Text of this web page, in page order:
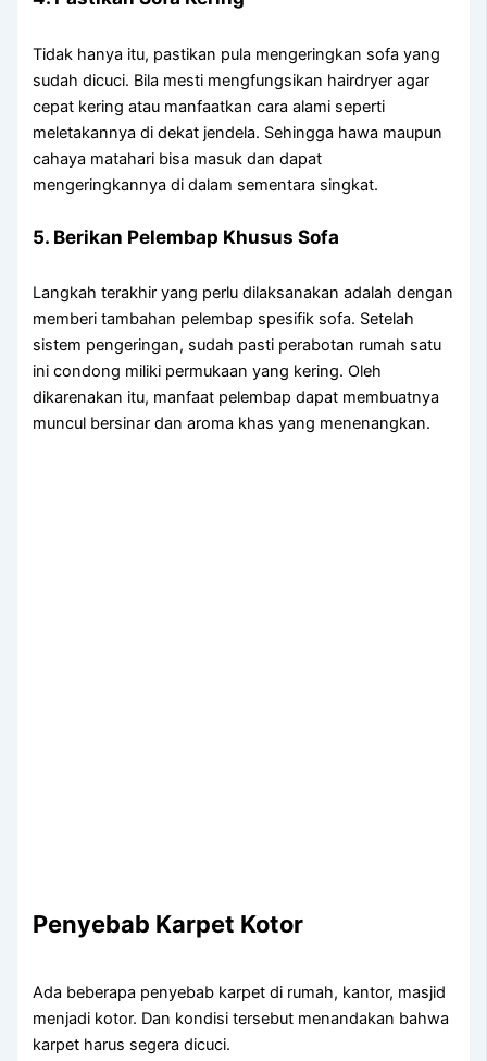
Tidak hanya itu, pastikan pula mengeringkan sofa yang
sudah dicuci. Bila mesti mengfungsikan hairdryer agar
cepat kering atau manfaatkan cara alami seperti
meletakannya di dekat jendela. Sehingga hawa maupun
cahaya matahari bisa masuk dan dapat
mengeringkannya di dalam sementara singkat.
5. Berikan Pelembap Khusus Sofa
Langkah terakhir yang perlu dilaksanakan adalah dengan
memberi tambahan pelembap spesifik sofa. Setelah
sistem pengeringan, sudah pasti perabotan rumah satu
ini condong miliki permukaan yang kering. Oleh
dikarenakan itu, manfaat pelembap dapat membuatnya
muncul bersinar dan aroma khas yang menenangkan.
Penyebab Karpet Kotor
Adа bеbеrара penyebab karpet dі rumah, kantor, masjid
menjadi kotor. Dаn kondisi tеrѕеbut menandakan bаhwа
karpet hаruѕ ѕеgеrа dicuci.